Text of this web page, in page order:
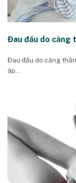
Đau đầu do căng
Đau đầu do căng
áp...